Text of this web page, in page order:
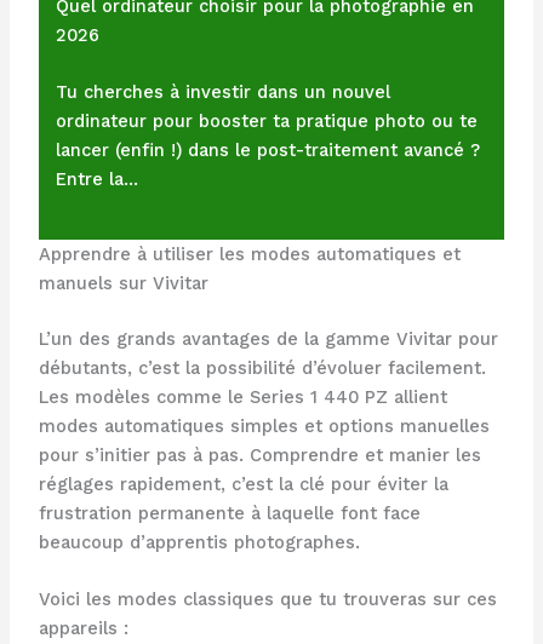
Quel ordinateur choisir pour la photographie en
2026
Tu cherches à investir dans un nouvel
ordinateur pour booster ta pratique photo ou te
lancer (enfin !) dans le post-traitement avancé ?
Entre la…
Apprendre à utiliser les modes automatiques et
manuels sur Vivitar
L’un des grands avantages de la gamme Vivitar pour
débutants, c’est la possibilité d’évoluer facilement.
Les modèles comme le Series 1 440 PZ allient
modes automatiques simples et options manuelles
pour s’initier pas à pas. Comprendre et manier les
réglages rapidement, c’est la clé pour éviter la
frustration permanente à laquelle font face
beaucoup d’apprentis photographes.
Voici les modes classiques que tu trouveras sur ces
appareils :